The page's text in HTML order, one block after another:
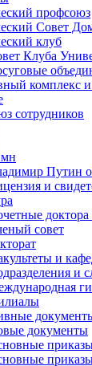
профсоюз
Совет
клуб
Клуба
комплекс
сотрудников
Путин
и
доктора
совет
и
и
документы
приказы